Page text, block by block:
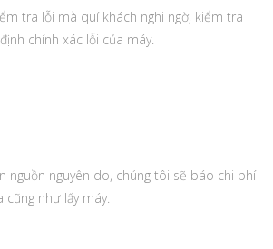
tra lỗi mà quí khách nghi ngờ, kiểm tra
chính xác lỗi của máy.
nguồn nguyên do, chúng tôi sẽ báo chi phí
như lấy máy.